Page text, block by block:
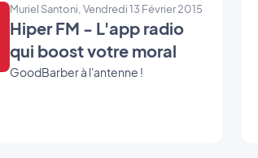
de diffuser les nouvelles locales de
la région de Guará, ainsi que des
actualités nationales et
internationales pour tous les
Muriel Santoni, Vendredi 13 Février 2015
Hiper FM - L'app radio
qui boost votre moral